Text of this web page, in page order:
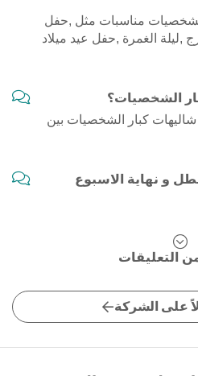
مناسبات مثل ,حفل
,ليلة الغمرة ,حفل عيد ميلاد
الشخصيات؟
كبار الشخصيات بين
و نهاية الاسبوع
من التعليقات
على الشركة